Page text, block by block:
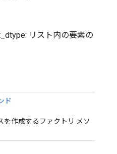
リスト内の要素の
ド
作成するファクトリ メソ